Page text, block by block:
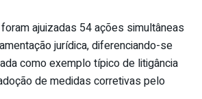
ajuizadas 54 ações simultâneas
jurídica, diferenciando-se
como exemplo típico de litigância
de medidas corretivas pelo